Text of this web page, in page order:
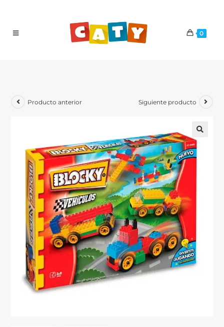
0
Producto anterior Siguiente producto